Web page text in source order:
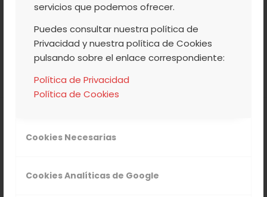
servicios que podemos ofrecer.
Puedes consultar nuestra política de
Privacidad y nuestra política de Cookies
pulsando sobre el enlace correspondiente:
Política de Privacidad
Política de Cookies
Cookies Necesarias
Cookies Analíticas de Google
cooperativas del grupo